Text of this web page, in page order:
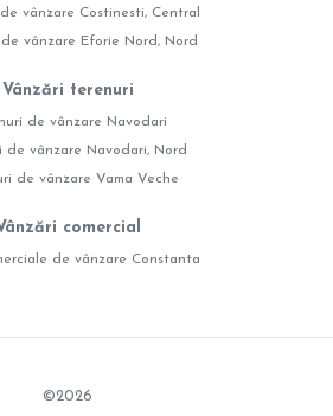
vânzare Costinesti, Central
vânzare Eforie Nord, Nord
Vânzări terenuri
de vânzare Navodari
de vânzare Navodari, Nord
de vânzare Vama Veche
comercial
de vânzare Constanta
©2026